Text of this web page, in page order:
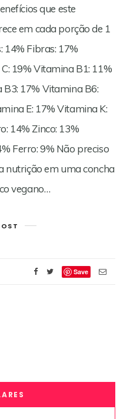
que este
em cada porção de 1
14% Fibras: 17%
19% Vitamina B1: 11%
17% Vitamina B6:
E: 17% Vitamina K:
14% Zinco: 13%
Ferro: 9% Não preciso
nutrição em uma concha
vegano…
Save